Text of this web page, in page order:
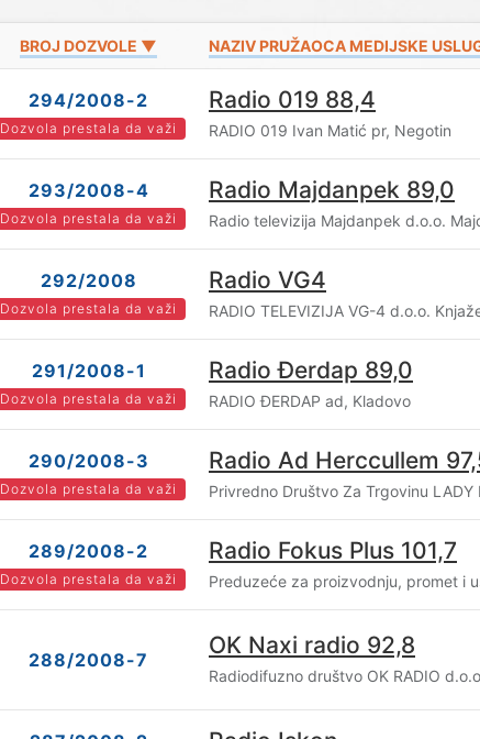
BROJ DOZVOLE ▼ NAZIV PRUŽAOCA MEDIJSKE
294/2008-2
Dozvola prestala da važi
Radio 019 88,4
RADIO 019 Ivan Matić pr, Negotin
293/2008-4
Dozvola prestala da važi
Radio Majdanpek 89,0
Radio televizija Majdanpek d.o.o.
292/2008
Dozvola prestala da važi
Radio VG4
RADIO TELEVIZIJA VG-4 d.o.o.
291/2008-1
Dozvola prestala da važi
Radio Đerdap 89,0
RADIO ĐERDAP ad, Kladovo
290/2008-3
Dozvola prestala da važi
Radio Ad Herccullem
Privredno Društvo Za Trgovinu LADY
289/2008-2
Dozvola prestala da važi
Radio Fokus Plus 101,7
Preduzeće za proizvodnju, promet i
288/2008-7
OK Naxi radio 92,8
Radiodifuzno društvo OK RADIO